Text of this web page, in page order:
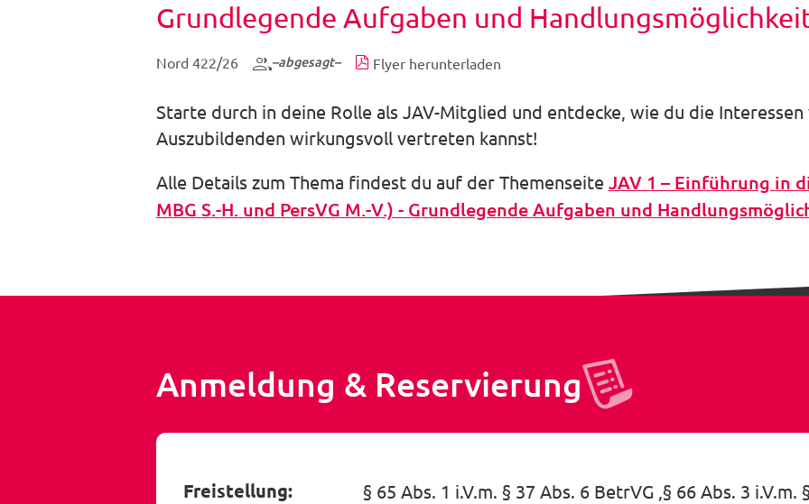
Grundlegende Aufgaben und
Nord 422/26 abgesagt Flyer herunterladen
Starte durch in deine Rolle als JAV-Mitglied und entdecke, wie du die
Auszubildenden wirkungsvoll vertreten kannst!
Alle Details zum Thema findest du auf der Themenseite JAV 1 – Einführung in
MBG S.-H. und PersVG M.-V.) - Grundlegende Aufgaben und
Anmeldung & Reservierung
Freistellung: § 65 Abs. 1 i.V.m. § 37 Abs. 6 BetrVG § 66 Abs. 3 i.V.m.